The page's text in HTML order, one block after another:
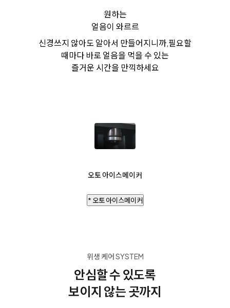
원하는
얼음이 와르르
신경쓰지 않아도 알아서 만들어지니까,필요할
때마다 바로 얼음을 먹을 수 있는
즐거운 시간을 만끽하세요
오토 아이스메이커
* 오토 아이스메이커
위생 케어 SYSTEM
안심할 수 있도록
보이지 않는 곳까지